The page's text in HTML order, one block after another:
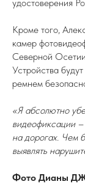
удостоверения
Кроме того,
камер
Северной
Устройства
ремнем
«Я абсолютно
видеофиксации
на дорогах. Чем
выявлять
Фото Дианы